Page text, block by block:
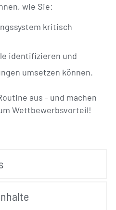
wie Sie:
kritisch
identifizieren und
umsetzen können.
aus - und machen
Wettbewerbsvorteil!